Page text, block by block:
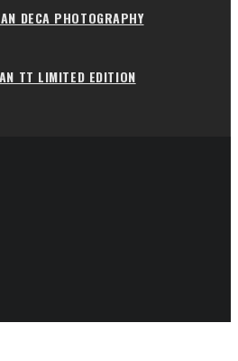
DECA PHOTOGRAPHY
TT LIMITED EDITION